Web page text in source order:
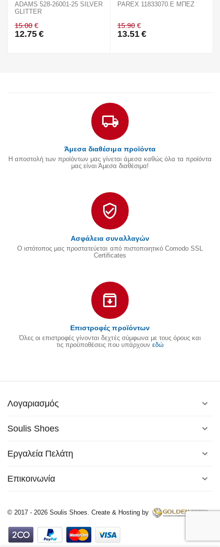
ADAMS 528-26001-25 SILVER
GLITTER
15.00 €
12.75 €
PAREX 11833070.E ΜΠΕΖ
15.90 €
13.51 €
Άμεσα διαθέσιμα προϊόντα
Η αποστολή των προϊόντων μας γίνεται άμεσα καθώς όλα τα προϊόντα
μας είναι Άμεσα διαθέσιμα!
Ασφάλεια συναλλαγών
Ο ιστότοπος μας προστατεύεται από πιστοποιητικό Comodo SSL
Certificates
Επιστροφές προϊόντων
Όλες οι επιστροφές γίνονται δεχτές σύμφωνα με τους όρους και
τις προϋποθέσεις που υπάρχουν εδώ
Λογαριασμός
Soulis Shoes
Εργαλεία Πελάτη
Επικοινωνία
© 2017 - 2026 Soulis Shoes. Create & Hosting by